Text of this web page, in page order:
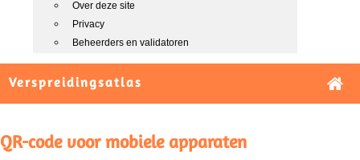
Over deze site
Privacy
Beheerders en validatoren
Verspreidingsatlas
QR-code voor mobiele apparaten